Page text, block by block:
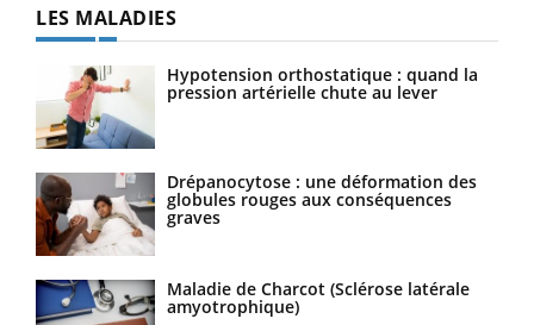
LES MALADIES
Hypotension orthostatique : quand la
pression artérielle chute au lever
Drépanocytose : une déformation des
globules rouges aux conséquences
graves
Maladie de Charcot (Sclérose latérale
amyotrophique)